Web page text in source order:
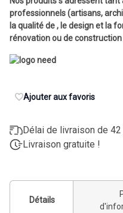
professionnels (artisans,
la qualité de , le design et la
rénovation ou de construction
Ajouter aux favoris
Délai de livraison de 42
Livraison gratuite !
Détails